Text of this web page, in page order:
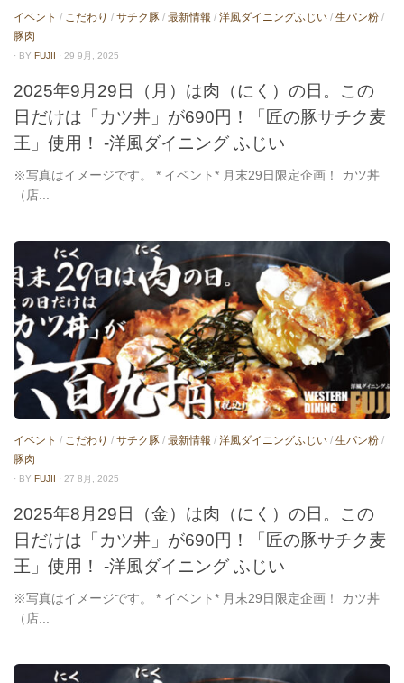
イベント / こだわり / サチク豚 / 最新情報 / 洋風ダイニングふじい / 生パン粉 /
豚肉
· BY FUJII · 29 9月, 2025
2025年9月29日（月）は肉（にく）の日。この
日だけは「カツ丼」が690円！「匠の豚サチク麦
王」使用！ -洋風ダイニング ふじい
※写真はイメージです。 * イベント* 月末29日限定企画！ カツ丼
（店...
イベント / こだわり / サチク豚 / 最新情報 / 洋風ダイニングふじい / 生パン粉 /
豚肉
· BY FUJII · 27 8月, 2025
2025年8月29日（金）は肉（にく）の日。この
日だけは「カツ丼」が690円！「匠の豚サチク麦
王」使用！ -洋風ダイニング ふじい
※写真はイメージです。 * イベント* 月末29日限定企画！ カツ丼
（店...